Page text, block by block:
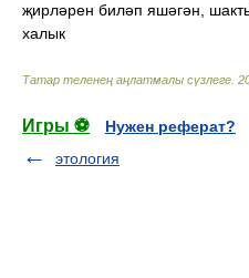
җирләрен биләп яшәгән,
халык
Татар теленең аңлатмалы сүзлеге
Игры ⚽
Нужен реферат?
этология